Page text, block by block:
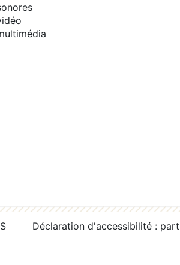
Déclaration d'accessibilité :